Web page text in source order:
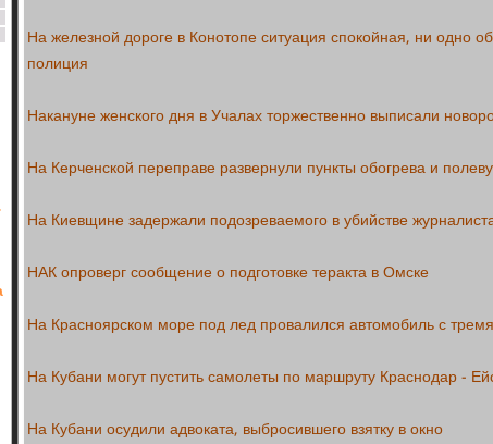
На железной дороге в Конотопе ситуация спокойная, ни одно
полиция
Накануне женского дня в Учалах торжественно выписали
На Керченской переправе развернули пункты обогрева и
На Киевщине задержали подозреваемого в убийстве
НАК опроверг сообщение о подготовке теракта в Омске
На Красноярском море под лед провалился автомобиль с
На Кубани могут пустить самолеты по маршруту Краснодар -
На Кубани осудили адвоката, выбросившего взятку в окно